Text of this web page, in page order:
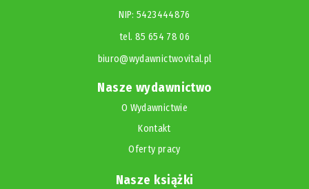
NIP: 5423444876
tel. 85 654 78 06
biuro@wydawnictwovital.pl
Nasze wydawnictwo
O Wydawnictwie
Kontakt
Oferty pracy
Nasze książki